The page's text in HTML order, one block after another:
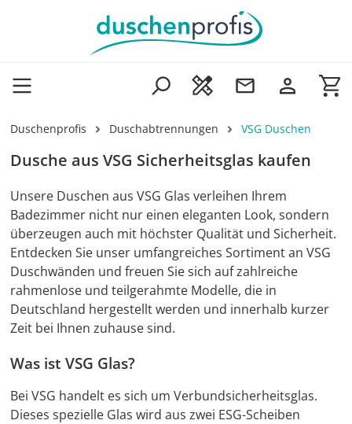
Zum Hauptinhalt springen
Duschenprofis Duschabtrennungen VSG Duschen
Dusche aus VSG Sicherheitsglas kaufen
Unsere Duschen aus VSG Glas verleihen Ihrem
Badezimmer nicht nur einen eleganten Look, sondern
überzeugen auch mit höchster Qualität und Sicherheit.
Entdecken Sie unser umfangreiches Sortiment an VSG
Duschwänden und freuen Sie sich auf zahlreiche
rahmenlose und teilgerahmte Modelle, die in
Deutschland hergestellt werden und innerhalb kurzer
Zeit bei Ihnen zuhause sind.
Was ist VSG Glas?
Bei VSG handelt es sich um Verbundsicherheitsglas.
Dieses spezielle Glas wird aus zwei ESG-Scheiben